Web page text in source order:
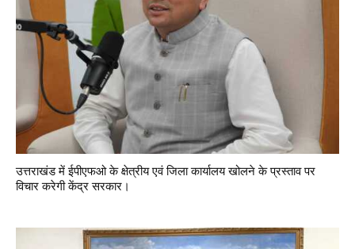
उत्तराखंड में ईपीएफओ के क्षेत्रीय एवं जिला कार्यालय खोलने के प्रस्ताव पर
विचार करेगी केंद्र सरकार।